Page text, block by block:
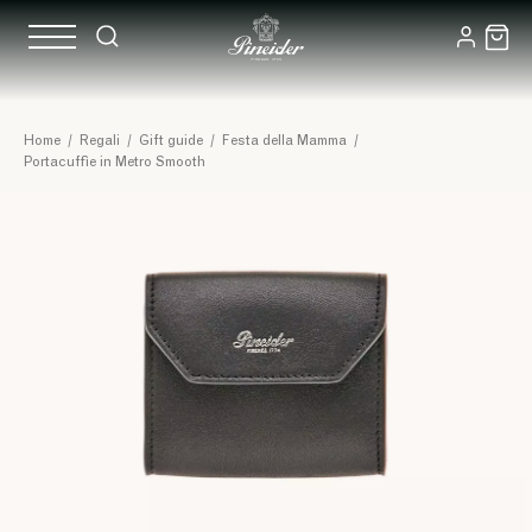
Home / Regali / Gift guide / Festa della Mamma /
Portacuffie in Metro Smooth